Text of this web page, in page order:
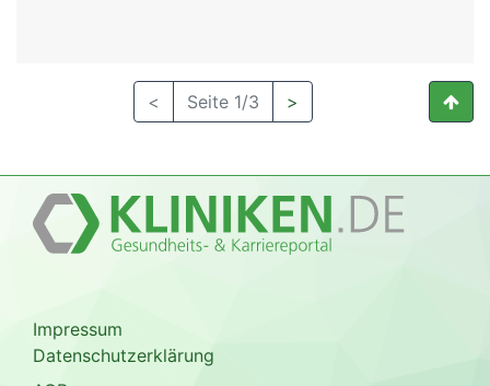
< Seite 1/3 >
Impressum
Datenschutzerklärung